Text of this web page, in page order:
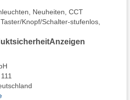
Neuheiten CCT
Taster/Knopf/Schalter-stufenlos
Anzeigen